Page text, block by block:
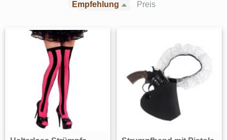
Empfehlung Preis